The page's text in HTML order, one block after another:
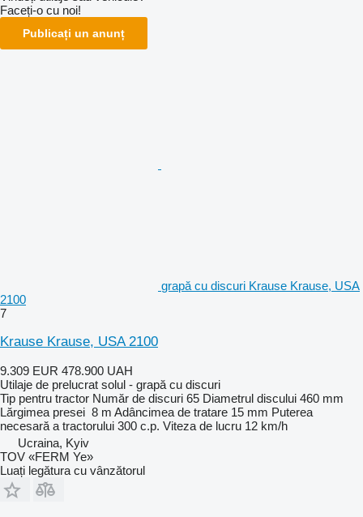
Faceți-o cu noi!
Publicați un anunț
grapă cu discuri Krause Krause, USA
2100
7
Krause Krause, USA 2100
9.309 EUR 478.900 UAH
Utilaje de prelucrat solul - grapă cu discuri
Tip pentru tractor Număr de discuri 65 Diametrul discului 460 mm
Lărgimea presei 8 m Adâncimea de tratare 15 mm Puterea
necesară a tractorului 300 c.p. Viteza de lucru 12 km/h
Ucraina, Kyiv
TOV «FERM Ye»
Luați legătura cu vânzătorul